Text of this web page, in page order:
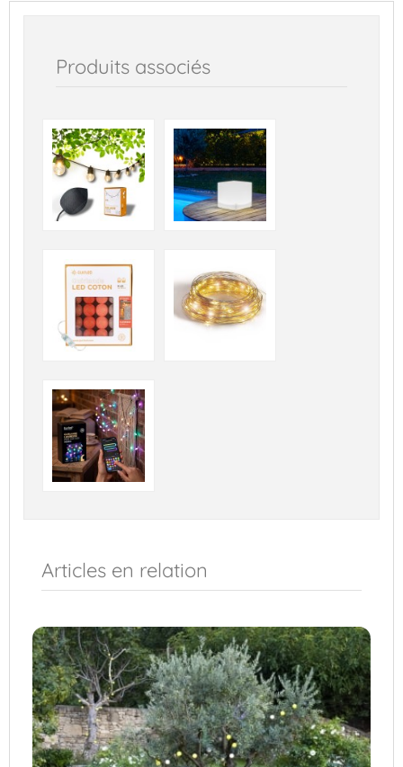
Produits associés
Articles en relation